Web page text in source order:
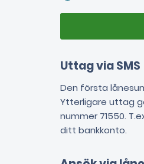
Uttag via SMS
Den första
Ytterligare uttag
nummer 71550.
ditt bankkonto.